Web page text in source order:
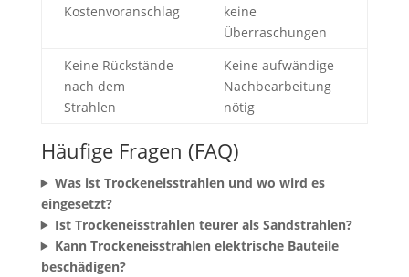
Kostenvoranschlag
keine
Überraschungen
Keine Rückstände
nach dem
Strahlen
Keine aufwändige
Nachbearbeitung
nötig
Häufige Fragen (FAQ)
Was ist Trockeneisstrahlen und wo wird es
eingesetzt?
Ist Trockeneisstrahlen teurer als Sandstrahlen?
Kann Trockeneisstrahlen elektrische Bauteile
beschädigen?